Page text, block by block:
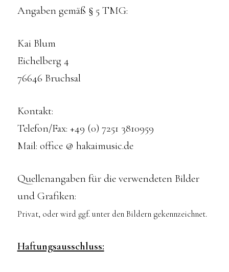
Angaben gemäß § 5 TMG:
Kai Blum
Eichelberg 4
76646 Bruchsal
Kontakt:
Telefon/Fax: +49 (0) 7251 3810959
Mail: office @ hakaimusic.de
Quellenangaben für die verwendeten Bilder
und Grafiken:
Privat, oder wird ggf. unter den Bildern gekennzeichnet.
Haftungsausschluss: